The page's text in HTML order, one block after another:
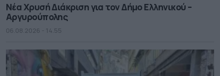
Νέα Χρυσή Διάκριση για τον Δήμο Ελληνικού –
Αργυρούπολης
06.08.2026 - 14.55